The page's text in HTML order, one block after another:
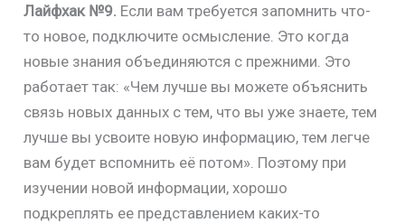
Лайфхак №9. Если вам требуется запомнить что-
то новое, подключите осмысление. Это когда
новые знания объединяются с прежними. Это
работает так: «Чем лучше вы можете объяснить
связь новых данных с тем, что вы уже знаете, тем
лучше вы усвоите новую информацию, тем легче
вам будет вспомнить её потом». Поэтому при
изучении новой информации, хорошо
подкреплять ее представлением каких-то